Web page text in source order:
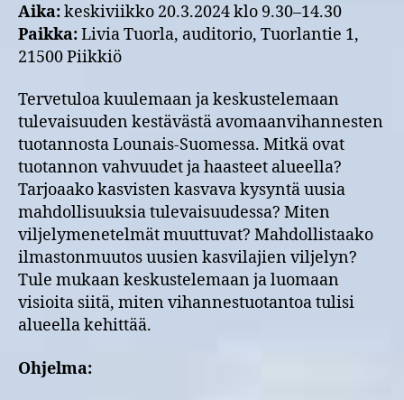
Aika:keskiviikko 20.3.2024 klo 9.30–14.30
Paikka:Livia Tuorla, auditorio, Tuorlantie 1,
21500 Piikkiö
Tervetuloa kuulemaan ja keskustelemaan
tulevaisuuden kestävästä avomaanvihannesten
tuotannosta Lounais-Suomessa. Mitkä ovat
tuotannon vahvuudet ja haasteet alueella?
Tarjoaako kasvisten kasvava kysyntä uusia
mahdollisuuksia tulevaisuudessa? Miten
viljelymenetelmät muuttuvat? Mahdollistaako
ilmastonmuutos uusien kasvilajien viljelyn?
Tule mukaan keskustelemaan ja luomaan
visioita siitä, miten vihannestuotantoa tulisi
alueella kehittää.
Ohjelma: